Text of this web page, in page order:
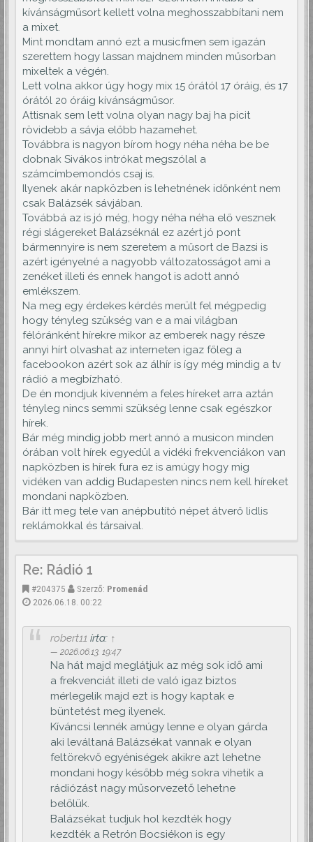
kívánságműsort kellett volna meghosszabbítani nem
a mixet.
Mint mondtam annó ezt a musicfmen sem igazán
szerettem hogy lassan majdnem minden műsorban
mixeltek a végén.
Lett volna akkor úgy hogy mix 15 órától 17 óráig, és 17
órától 20 óráig kívánságműsor.
Attisnak sem lett volna olyan nagy baj ha picit
rövidebb a sávja előbb hazamehet.
Továbbra is nagyon bírom hogy néha néha be be
dobnak Sivákos intrókat megszólal a
számcímbemondós csaj is.
Ilyenek akár napközben is lehetnének időnként nem
csak Balázsék sávjában.
Továbbá az is jó még, hogy néha néha elő vesznek
régi slágereket Balázséknál ez azért jó pont
bármennyire is nem szeretem a műsort de Bazsi is
azért igényelné a nagyobb változatosságot ami a
zenéket illeti és ennek hangot is adott annó
emlékszem.
Na meg egy érdekes kérdés merült fel mégpedig
hogy tényleg szükség van e a mai világban
félóránként hírekre mikor az emberek nagy része
annyi hírt olvashat az interneten igaz főleg a
facebookon azért sok az álhír is így még mindig a tv
rádió a megbízható.
De én mondjuk kivenném a feles híreket arra aztán
tényleg nincs semmi szükség lenne csak egészkor
hírek.
Bár még mindig jobb mert annó a musicon minden
órában volt hírek egyedül a vidéki frekvenciákon van
napközben is hírek fura ez is amúgy hogy mig
vidéken van addig Budapesten nincs nem kell híreket
mondani napközben.
Bár itt meg tele van anépbutító népet átverő lidlis
reklámokkal és társaival.
Re: Rádió 1
#204375 Szerző: Promenád
2026.06.18. 00:22
robert11 írta: ↑
2026.06.13. 19:47
Na hát majd meglátjuk az még sok idő ami
a frekvenciát illeti de való igaz biztos
mérlegelik majd ezt is hogy kaptak e
büntetést meg ilyenek.
Kíváncsi lennék amúgy lenne e olyan gárda
aki leváltaná Balázsékat vannak e olyan
feltörekvő egyéniségek akikre azt lehetne
mondani hogy később még sokra vihetik a
rádiózást nagy műsorvezető lehetne
belőlük.
Balázsékat tudjuk hol kezdték hogy
kezdték a Retrón Bocsiékon is egy